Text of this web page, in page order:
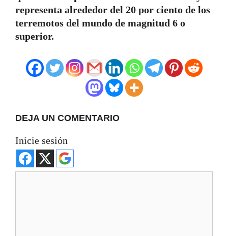
representa alrededor del 20 por ciento de los
terremotos del mundo de magnitud 6 o
superior.
DEJA UN COMENTARIO
Inicie sesión